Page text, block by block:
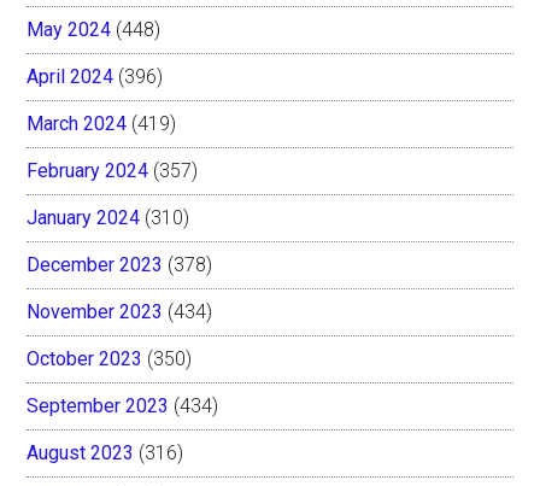
May 2024 (448)
April 2024 (396)
March 2024 (419)
February 2024 (357)
January 2024 (310)
December 2023 (378)
November 2023 (434)
October 2023 (350)
September 2023 (434)
August 2023 (316)